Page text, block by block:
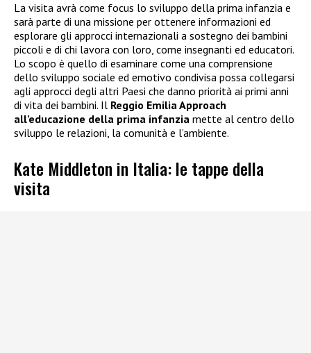
La visita avrà come focus lo sviluppo della prima infanzia e
sarà parte di una missione per ottenere informazioni ed
esplorare gli approcci internazionali a sostegno dei bambini
piccoli e di chi lavora con loro, come insegnanti ed educatori.
Lo scopo è quello di esaminare come una comprensione
dello sviluppo sociale ed emotivo condivisa possa collegarsi
agli approcci degli altri Paesi che danno priorità ai primi anni
di vita dei bambini. Il Reggio Emilia Approach
all’educazione della prima infanzia mette al centro dello
sviluppo le relazioni, la comunità e l’ambiente.
Kate Middleton in Italia: le tappe della
visita